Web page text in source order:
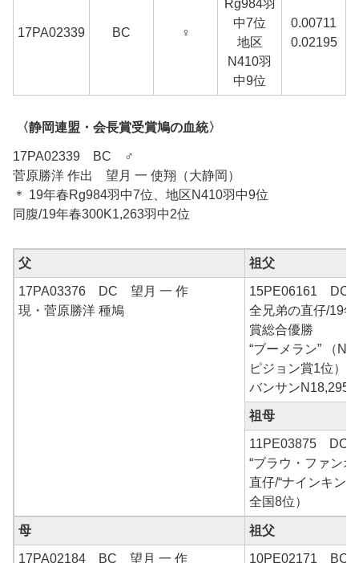
17PA02339 BC ♀
Rg984羽
中7位
地区
N410羽
中9位
0.00711
0.02195
〈静岡連盟・会長賞受賞鳩の血統〉
17PA02339 BC ♂
菅原勝洋 作出 望月 一 使翔（大静岡）
＊ 19年春Rg984羽中7位、地区N410羽中9位
同腹/19年春300K1,263羽中2位
父 祖父
17PA03376 DC 望月 一 作
現・菅原勝洋 種鳩
15PE06161 DC
全兄弟の直仔/19
賞総合優勝
“ブーメラン” （
ピジョン賞1位）
バンサンN18,295
祖母
11PE03875 DC
“ブラウ・ファン
直仔/“ナインキン
全国8位）
母 祖父
17PA02184 BC 望月 一 作 10PE02171 BC